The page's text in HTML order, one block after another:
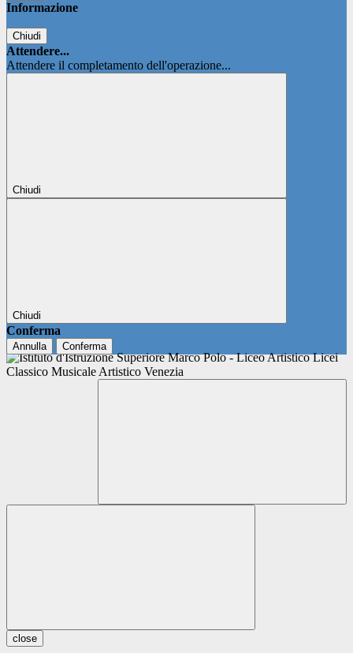
Informazione
Chiudi
Attendere...
Attendere il completamento dell'operazione...
Chiudi
Chiudi
Conferma
Annulla Conferma
close